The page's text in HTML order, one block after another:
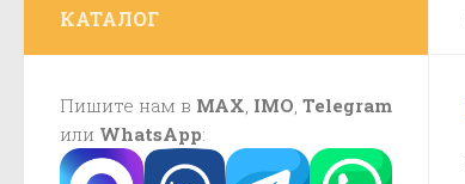
КАТАЛОГ
Пишите нам в MAX IMO Telegram
или WhatsApp: